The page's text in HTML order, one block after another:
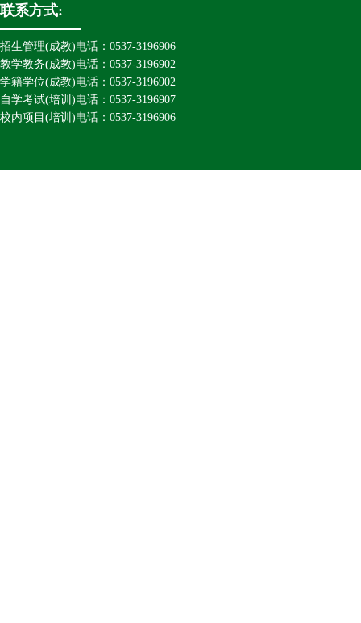
联系方式:
招生管理(成教)电话：0537-3196906
教学教务(成教)电话：0537-3196902
学籍学位(成教)电话：0537-3196902
自学考试(培训)电话：0537-3196907
校内项目(培训)电话：0537-3196906